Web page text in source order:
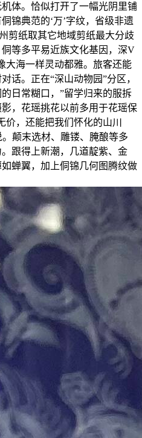
体。恰似打开了一幅光阴里铺
锦典范的‘万’字纹，省级非遗
剪纸取其它地域剪纸最大分歧
等多平易近族文化基因，深V
大海一样灵动都雅。旅客还能
话。正在“深山动物园”分区，
日常糊口，”留学归来的服拆
，花瑶挑花以前多用于花瑶保
价，还能把我们怀化的山川
。颠末选材、雕镂、腌酿等多
跟得上新潮，几道靛紫、金
蝉翼，加上侗锦几何图腾纹做